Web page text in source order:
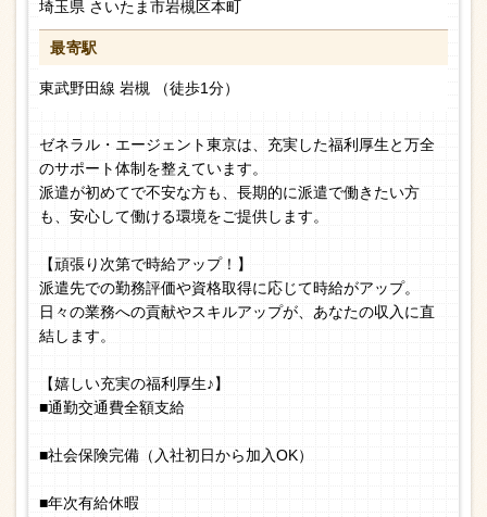
埼玉県 さいたま市岩槻区本町
最寄駅
東武野田線 岩槻 （徒歩1分）
ゼネラル・エージェント東京は、充実した福利厚生と万全
のサポート体制を整えています。
派遣が初めてで不安な方も、長期的に派遣で働きたい方
も、安心して働ける環境をご提供します。
【頑張り次第で時給アップ！】
派遣先での勤務評価や資格取得に応じて時給がアップ。
日々の業務への貢献やスキルアップが、あなたの収入に直
結します。
【嬉しい充実の福利厚生♪】
■通勤交通費全額支給
■社会保険完備（入社初日から加入OK）
■年次有給休暇